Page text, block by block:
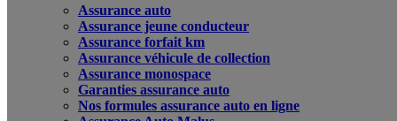
Assurance auto
Assurance jeune conducteur
Assurance forfait km
Assurance véhicule de collection
Assurance monospace
Garanties assurance auto
Nos formules assurance auto en ligne